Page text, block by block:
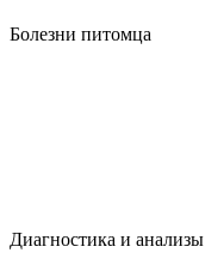
Болезни питомца
Диагностика и анализы